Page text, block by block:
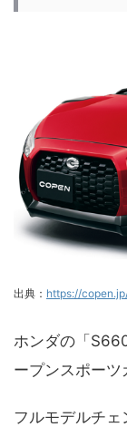
出典： https://
ホンダの「
ープンスポーツ
フルモデルチ